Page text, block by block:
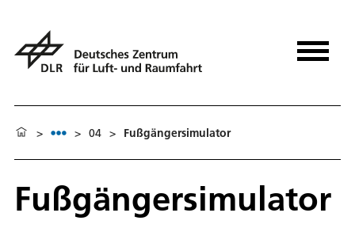
> > 04 > Fußgängersimulator
Fußgängersimulator